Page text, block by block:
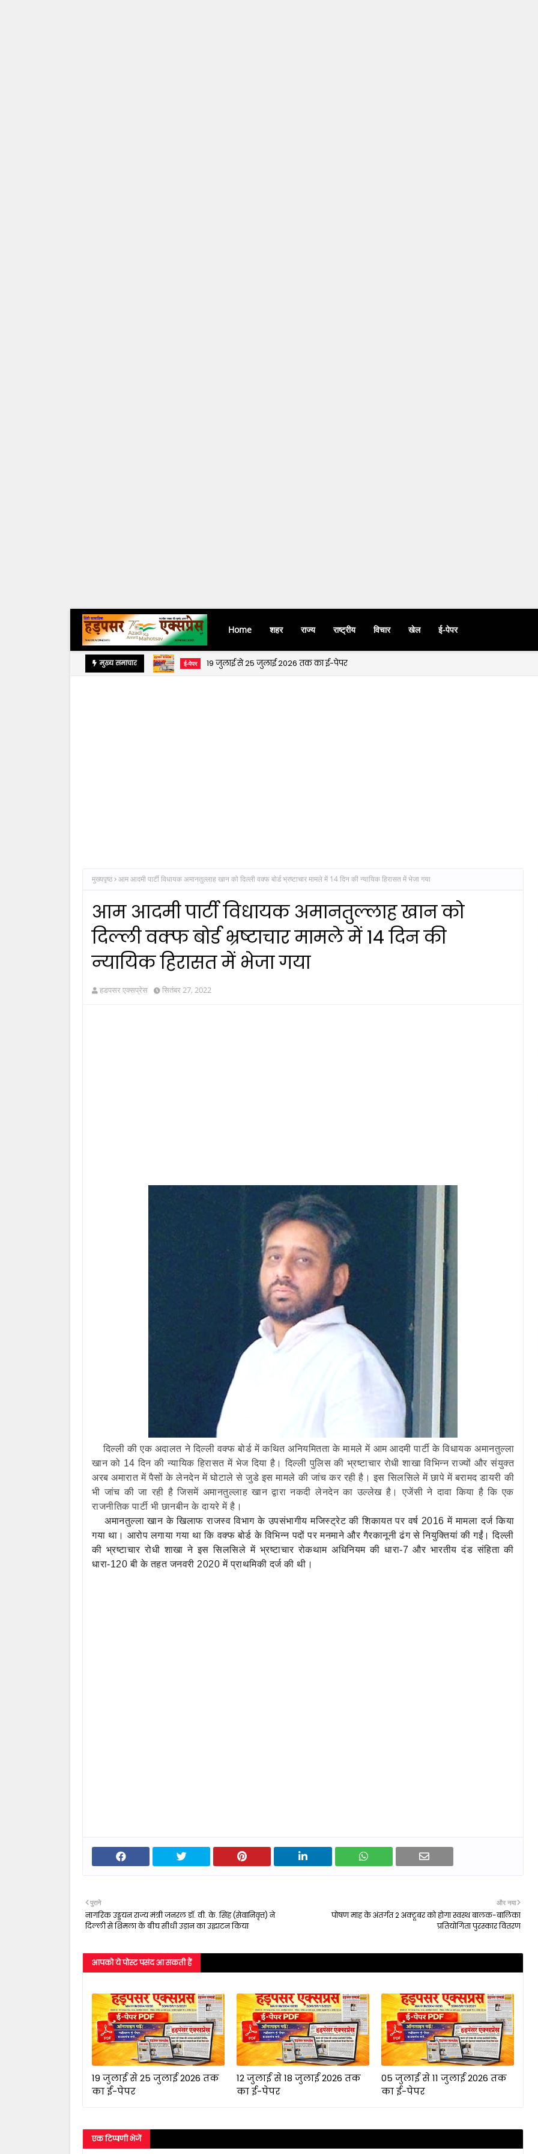
Home शहर राज्य राष्ट्रीय विचार खेल ई-पेपर
मुख्य समाचार ई-पेपर 19 जुलाई से 25 जुलाई 2026 तक का ई-पेपर
मुख्यपृष्ठ आम आदमी पार्टी विधायक अमानतुल्‍लाह खान को दिल्‍ली वक्‍फ बोर्ड भ्रष्‍टाचार मामले में 14 दिन की न्‍यायिक हिरासत में भेजा गया
आम आदमी पार्टी विधायक अमानतुल्‍लाह खान को
दिल्‍ली वक्‍फ बोर्ड भ्रष्‍टाचार मामले में 14 दिन की
न्‍यायिक हिरासत में भेजा गया
हडपसर एक्सप्रेस सितंबर 27, 2022
दिल्‍ली की एक अदालत ने दिल्‍ली वक्‍फ बोर्ड में कथित अनियमितता के मामले में आम आदमी पार्टी के विधायक अमानतुल्‍ला
खान को 14 दिन की न्‍यायिक हिरासत में भेज दिया है। दिल्‍ली पुलिस की भ्रष्टाचार रोधी शाखा विभिन्‍न राज्‍यों और संयुक्‍त
अरब अमारात में पैसों के लेनदेन में घोटाले से जुडे इस मामले की जांच कर रही है। इस सिलसिले में छापे में बरामद डायरी की
भी जांच की जा रही है जिसमें अमानतुल्लाह खान द्वारा नकदी लेनदेन का उल्लेख है। एजेंसी ने दावा किया है कि एक
राजनीतिक पार्टी भी छानबीन के दायरे में है।
अमानतुल्‍ला खान के खिलाफ राजस्‍व विभाग के उपसंभागीय मजिस्‍ट्रेट की शिकायत पर वर्ष 2016 में मामला दर्ज किया
गया था। आरोप लगाया गया था कि वक्‍फ बोर्ड के विभिन्‍न पदों पर मनमाने और गैरकानूनी ढंग से नियुक्तियां की गईं। दिल्‍ली
की भ्रष्‍टाचार रोधी शाखा ने इस सिलसिले में भ्रष्‍टाचार रोकथाम अधिनियम की धारा-7 और भारतीय दंड संहिता की
धारा-120 बी के तहत जनवरी 2020 में प्राथमिकी दर्ज की थी।
और नया
पोषण माह के अंतर्गत 2 अक्टूबर को होगा स्वस्थ बालक-बालिका
प्रतियोगिता पुरस्कार वितरण
पुराने
नागरिक उड्डयन राज्य मंत्री जनरल डॉ. वी. के. सिंह (सेवानिवृत्त) ने
दिल्ली से शिमला के बीच सीधी उड़ान का उद्घाटन किया
आपको ये पोस्ट पसंद आ सकती हैं
19 जुलाई से 25 जुलाई 2026 तक
का ई-पेपर
12 जुलाई से 18 जुलाई 2026 तक
का ई-पेपर
05 जुलाई से 11 जुलाई 2026 तक
का ई-पेपर
एक टिप्पणी भेजें